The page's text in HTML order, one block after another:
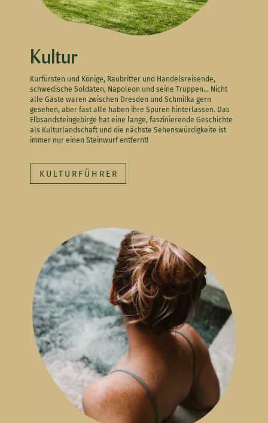
Kultur
Kurfürsten und Könige, Raubritter und Handelsreisende,
schwedische Soldaten, Napoleon und seine Truppen... Nicht
alle Gäste waren zwischen Dresden und Schmilka gern
gesehen, aber fast alle haben ihre Spuren hinterlassen. Das
Elbsandsteingebirge hat eine lange, faszinierende Geschichte
als Kulturlandschaft und die nächste Sehenswürdigkeite ist
immer nur einen Steinwurf entfernt!
KULTURFÜHRER